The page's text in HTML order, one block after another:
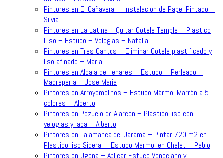
Pintores en El Cañaveral – Instalacion de Papel Pintado –
Silvia
Pintores en La Latina – Quitar Gotele Temple – Plastico
Liso – Estuco – Veloglas – Natalia
Pintores en Tres Cantos – Eliminar Gotele plastificado y
liso afinado – Maria
Pintores en Alcala de Henares – Estuco – Perleado –
Madreperla – Jose Maria
Pintores en Arroyomolinos – Estuco Mármol Marrón a 5
colores – Alberto
Pintores en Pozuelo de Alarcon – Plastico liso con
veloglas y laca – Alberto
Pintores en Talamanca del Jarama – Pintar 720 m2 en
Plastico liso Sideral – Estuco Marmol en Chalet – Pablo
Pintores en Ugena – Aplicar Estuco Veneciano y